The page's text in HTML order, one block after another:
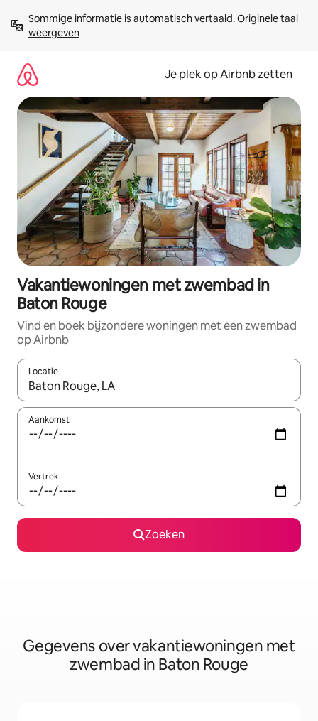
direct
naar
Sommige informatie is automatisch vertaald. Originele taal
weergeven
Je plek op Airbnb zetten
Vakantiewoningen met zwembad in
Baton Rouge
Vind en boek bijzondere woningen met een zwembad
op Airbnb
Locatie
Wanneer er resultaten beschikbaar zijn, maak je een keuze
Aankomst
Vertrek
Zoeken
Gegevens over vakantiewoningen met
zwembad in Baton Rouge